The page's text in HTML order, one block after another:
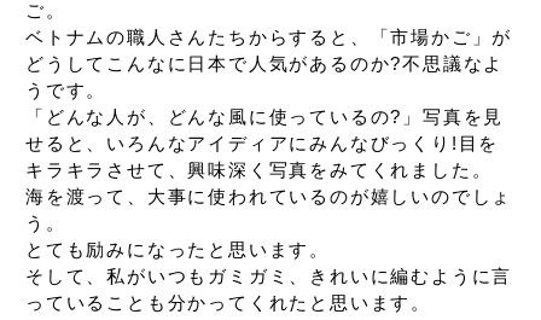
ご。
ベトナムの職人さんたちからすると、
「市場かご」が
どうして こんなに日本で人気があるのか?不思議なよ
うです。
「どんな人が、どんな風に使っているの?」 写真を見
せると、 いろんなアイディアにみんなびっくり! 目を
キラキラさせて、興味深く写真をみてくれました。
海を渡って、大事に使われているのが嬉しいのでしょ
う。
とても励みになったと思います。
そして、私がいつもガミガミ、
きれいに編むように言
っていることも 分かってくれたと思います。